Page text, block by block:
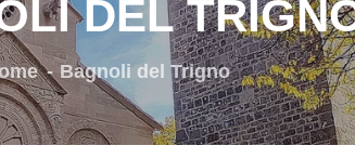
DEL
Bagnoli del Trigno